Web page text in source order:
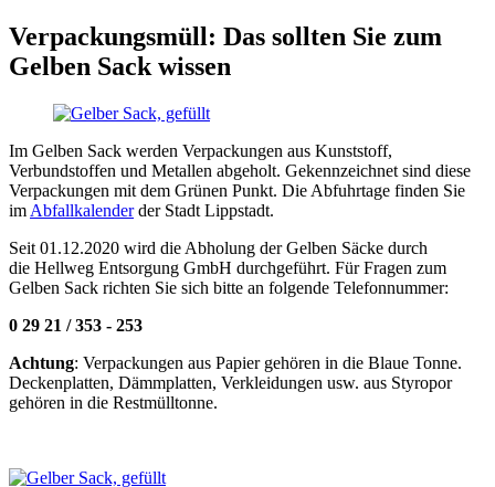
Verpackungsmüll: Das sollten Sie zum
Gelben Sack wissen
Im Gelben Sack werden Verpackungen aus Kunststoff,
Verbundstoffen und Metallen abgeholt. Gekennzeichnet sind diese
Verpackungen mit dem Grünen Punkt. Die Abfuhrtage finden Sie
im Abfallkalenderder Stadt Lippstadt.
Seit 01.12.2020 wird die Abholung der Gelben Säcke durch
die Hellweg Entsorgung GmbH durchgeführt. Für Fragen zum
Gelben Sack richten Sie sich bitte an folgende Telefonnummer:
0 29 21 / 353 - 253
Achtung: Verpackungen aus Papier gehören in die Blaue Tonne.
Deckenplatten, Dämmplatten, Verkleidungen usw. aus Styropor
gehören in die Restmülltonne.